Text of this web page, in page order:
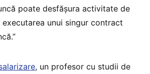
poate desfășura activitate de
unui singur contract
, un profesor cu studii de